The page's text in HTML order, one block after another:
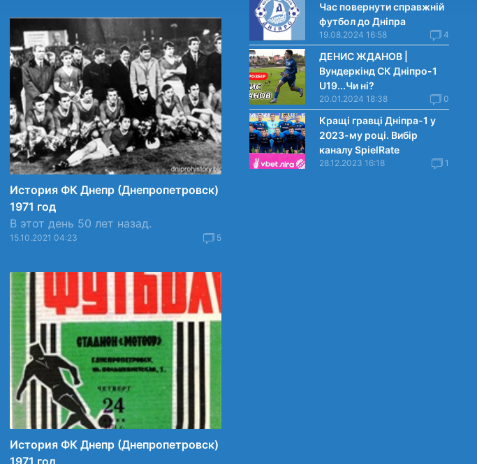
История ФК Днепр (Днепропетровск)
1971 год
В этот день 50 лет назад.
15.10.2021 04:23 5
История ФК Днепр (Днепропетровск)
1971 год
Час повернути справжній
футбол до Дніпра
19.08.2024 16:58 4
ДЕНИС ЖДАНОВ |
Вундеркінд СК Дніпро-1
U19...Чи нi?
20.01.2024 18:38 0
Кращі гравці Дніпра-1 у
2023-му році. Вибiр
каналу SpielRate
28.12.2023 16:18 1